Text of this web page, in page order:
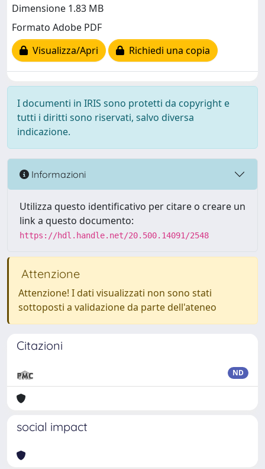
Dimensione 1.83 MB
Formato Adobe PDF
Visualizza/Apri
Richiedi una copia
I documenti in IRIS sono protetti da copyright e
tutti i diritti sono riservati, salvo diversa
indicazione.
Informazioni
Utilizza questo identificativo per citare o creare un
link a questo documento:
https://hdl.handle.net/20.500.14091/2548
Attenzione
Attenzione! I dati visualizzati non sono stati
sottoposti a validazione da parte dell'ateneo
Citazioni
ND
social impact